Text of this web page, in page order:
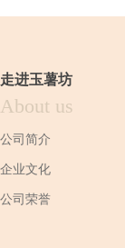
走进玉薯坊
About us
公司简介
企业文化
公司荣誉